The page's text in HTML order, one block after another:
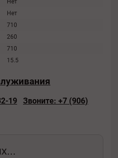
Нет
710
260
710
15.5
19
Звоните: +7 (906)